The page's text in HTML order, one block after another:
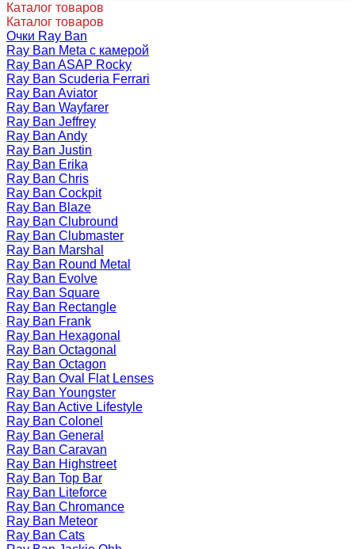
Каталог товаров
Каталог товаров
Очки Ray Ban
Ray Ban Meta с камерой
Ray Ban ASAP Rocky
Ray Ban Scuderia Ferrari
Ray Ban Aviator
Ray Ban Wayfarer
Ray Ban Jeffrey
Ray Ban Andy
Ray Ban Justin
Ray Ban Erika
Ray Ban Chris
Ray Ban Cockpit
Ray Ban Blaze
Ray Ban Clubround
Ray Ban Clubmaster
Ray Ban Marshal
Ray Ban Round Metal
Ray Ban Evolve
Ray Ban Square
Ray Ban Rectangle
Ray Ban Frank
Ray Ban Hexagonal
Ray Ban Octagonal
Ray Ban Octagon
Ray Ban Oval Flat Lenses
Ray Ban Youngster
Ray Ban Active Lifestyle
Ray Ban Colonel
Ray Ban General
Ray Ban Caravan
Ray Ban Highstreet
Ray Ban Top Bar
Ray Ban Liteforce
Ray Ban Chromance
Ray Ban Meteor
Ray Ban Cats